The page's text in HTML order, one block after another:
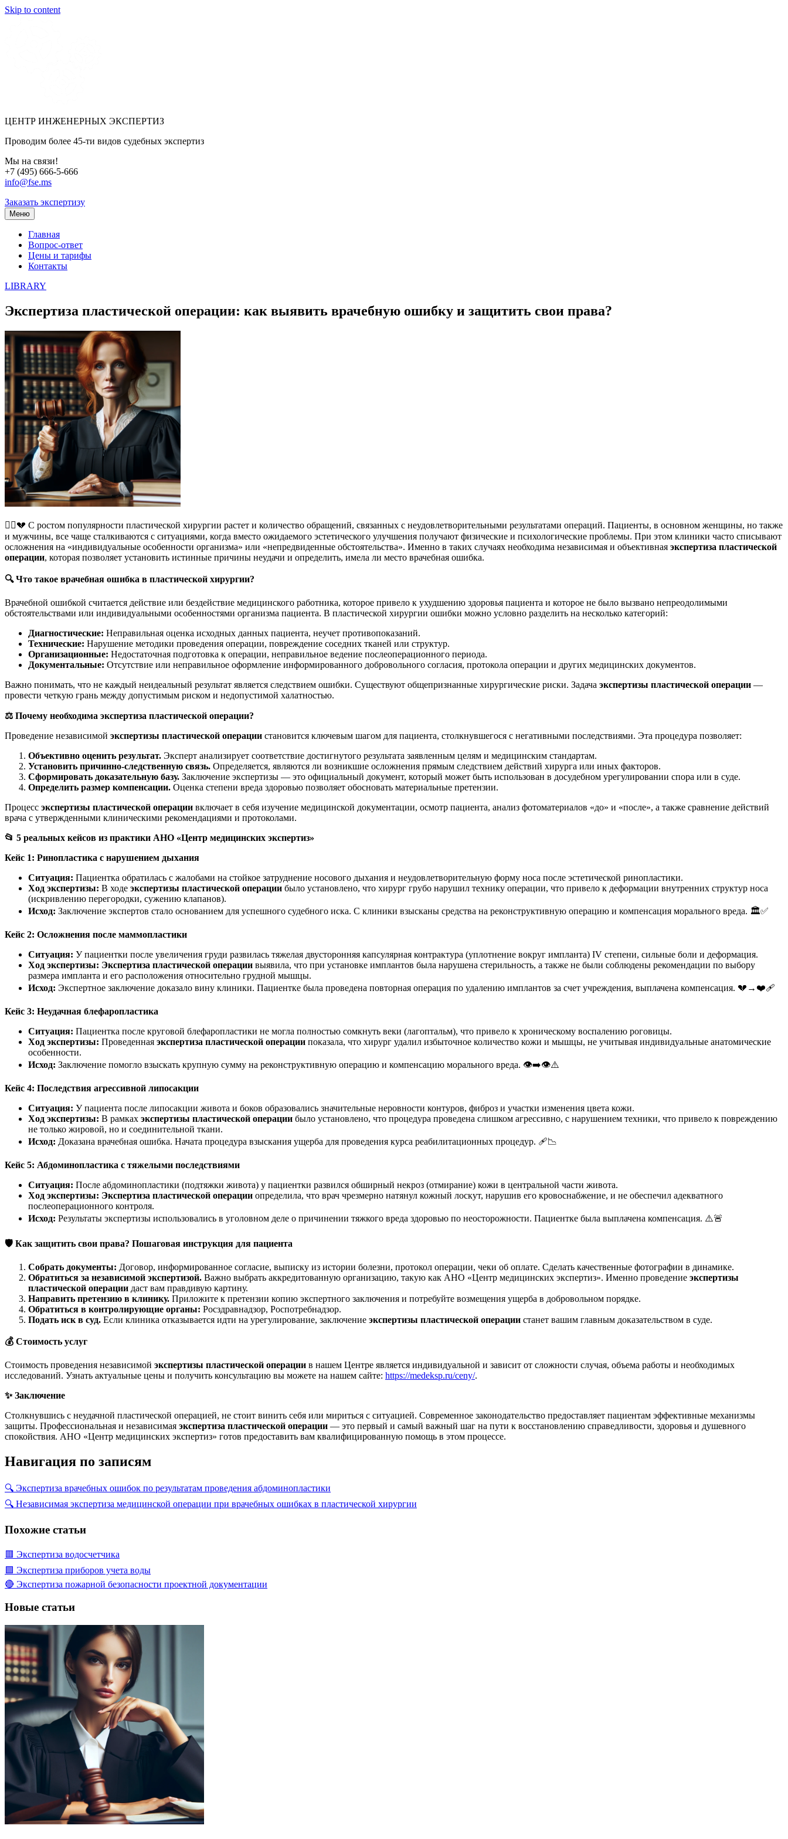
Skip to content
ЦЕНТР ИНЖЕНЕРНЫХ ЭКСПЕРТИЗ
Проводим более 45-ти видов судебных экспертиз
Мы на связи!
+7 (495) 666-5-666
info@fse.ms
Заказать экспертизу
Меню
Главная
Вопрос-ответ
Цены и тарифы
Контакты
LIBRARY
Экспертиза пластической операции: как выявить врачебную ошибку и защитить свои права?
👨‍⚕️💔 С ростом популярности пластической хирургии растет и количество обращений, связанных с неудовлетворительными результатами операций. Пациенты, в основном женщины, но также
и мужчины, все чаще сталкиваются с ситуациями, когда вместо ожидаемого эстетического улучшения получают физические и психологические проблемы. При этом клиники часто списывают
осложнения на «индивидуальные особенности организма» или «непредвиденные обстоятельства». Именно в таких случаях необходима независимая и объективная экспертиза пластической
операции, которая позволяет установить истинные причины неудачи и определить, имела ли место врачебная ошибка.
🔍Что такое врачебная ошибка в пластической хирургии?
Врачебной ошибкой считается действие или бездействие медицинского работника, которое привело к ухудшению здоровья пациента и которое не было вызвано непреодолимыми
обстоятельствами или индивидуальными особенностями организма пациента. В пластической хирургии ошибки можно условно разделить на несколько категорий:
Диагностические: Неправильная оценка исходных данных пациента, неучет противопоказаний.
Технические: Нарушение методики проведения операции, повреждение соседних тканей или структур.
Организационные: Недостаточная подготовка к операции, неправильное ведение послеоперационного периода.
Документальные: Отсутствие или неправильное оформление информированного добровольного согласия, протокола операции и других медицинских документов.
Важно понимать, что не каждый неидеальный результат является следствием ошибки. Существуют общепризнанные хирургические риски. Задача экспертизы пластической операции —
провести четкую грань между допустимым риском и недопустимой халатностью.
⚖️ Почему необходима экспертиза пластической операции?
Проведение независимой экспертизы пластической операции становится ключевым шагом для пациента, столкнувшегося с негативными последствиями. Эта процедура позволяет:
Объективно оценить результат. Эксперт анализирует соответствие достигнутого результата заявленным целям и медицинским стандартам.
Установить причинно-следственную связь. Определяется, являются ли возникшие осложнения прямым следствием действий хирурга или иных факторов.
Сформировать доказательную базу. Заключение экспертизы — это официальный документ, который может быть использован в досудебном урегулировании спора или в суде.
Определить размер компенсации. Оценка степени вреда здоровью позволяет обосновать материальные претензии.
Процесс экспертизы пластической операции включает в себя изучение медицинской документации, осмотр пациента, анализ фотоматериалов «до» и «после», а также сравнение действий
врача с утвержденными клиническими рекомендациями и протоколами.
📂 5 реальных кейсов из практики АНО «Центр медицинских экспертиз»
Кейс 1: Ринопластика с нарушением дыхания
Ситуация: Пациентка обратилась с жалобами на стойкое затруднение носового дыхания и неудовлетворительную форму носа после эстетической ринопластики.
Ход экспертизы: В ходе экспертизы пластической операции было установлено, что хирург грубо нарушил технику операции, что привело к деформации внутренних структур носа
(искривлению перегородки, сужению клапанов).
Исход: Заключение экспертов стало основанием для успешного судебного иска. С клиники взысканы средства на реконструктивную операцию и компенсация морального вреда. 🏛️✅
Кейс 2: Осложнения после маммопластики
Ситуация: У пациентки после увеличения груди развилась тяжелая двусторонняя капсулярная контрактура (уплотнение вокруг импланта) IV степени, сильные боли и деформация.
Ход экспертизы: Экспертиза пластической операции выявила, что при установке имплантов была нарушена стерильность, а также не были соблюдены рекомендации по выбору
размера импланта и его расположения относительно грудной мышцы.
Исход: Экспертное заключение доказало вину клиники. Пациентке была проведена повторная операция по удалению имплантов за счет учреждения, выплачена компенсация. 💔→❤️🩹
Кейс 3: Неудачная блефаропластика
Ситуация: Пациентка после круговой блефаропластики не могла полностью сомкнуть веки (лагоптальм), что привело к хроническому воспалению роговицы.
Ход экспертизы: Проведенная экспертиза пластической операции показала, что хирург удалил избыточное количество кожи и мышцы, не учитывая индивидуальные анатомические
особенности.
Исход: Заключение помогло взыскать крупную сумму на реконструктивную операцию и компенсацию морального вреда. 👁️➡️👁️⚠️
Кейс 4: Последствия агрессивной липосакции
Ситуация: У пациента после липосакции живота и боков образовались значительные неровности контуров, фиброз и участки изменения цвета кожи.
Ход экспертизы: В рамках экспертизы пластической операции было установлено, что процедура проведена слишком агрессивно, с нарушением техники, что привело к повреждению
не только жировой, но и соединительной ткани.
Исход: Доказана врачебная ошибка. Начата процедура взыскания ущерба для проведения курса реабилитационных процедур. 🩹📉
Кейс 5: Абдоминопластика с тяжелыми последствиями
Ситуация: После абдоминопластики (подтяжки живота) у пациентки развился обширный некроз (отмирание) кожи в центральной части живота.
Ход экспертизы: Экспертиза пластической операции определила, что врач чрезмерно натянул кожный лоскут, нарушив его кровоснабжение, и не обеспечил адекватного
послеоперационного контроля.
Исход: Результаты экспертизы использовались в уголовном деле о причинении тяжкого вреда здоровью по неосторожности. Пациентке была выплачена компенсация. ⚠️🚨
🛡 ️ Как защитить свои права? Пошаговая инструкция для пациента
Собрать документы: Договор, информированное согласие, выписку из истории болезни, протокол операции, чеки об оплате. Сделать качественные фотографии в динамике.
Обратиться за независимой экспертизой. Важно выбрать аккредитованную организацию, такую как АНО «Центр медицинских экспертиз». Именно проведение экспертизы
пластической операции даст вам правдивую картину.
Направить претензию в клинику. Приложите к претензии копию экспертного заключения и потребуйте возмещения ущерба в добровольном порядке.
Обратиться в контролирующие органы: Росздравнадзор, Роспотребнадзор.
Подать иск в суд. Если клиника отказывается идти на урегулирование, заключение экспертизы пластической операции станет вашим главным доказательством в суде.
💰 Стоимость услуг
Стоимость проведения независимой экспертизы пластической операции в нашем Центре является индивидуальной и зависит от сложности случая, объема работы и необходимых
исследований. Узнать актуальные цены и получить консультацию вы можете на нашем сайте: https://medeksp.ru/ceny/.
✨Заключение
Столкнувшись с неудачной пластической операцией, не стоит винить себя или мириться с ситуацией. Современное законодательство предоставляет пациентам эффективные механизмы
защиты. Профессиональная и независимая экспертиза пластической операции — это первый и самый важный шаг на пути к восстановлению справедливости, здоровья и душевного
спокойствия. АНО «Центр медицинских экспертиз» готов предоставить вам квалифицированную помощь в этом процессе.
Навигация по записям
🔍 Экспертиза врачебных ошибок по результатам проведения абдоминопластики
🔍 Независимая экспертиза медицинской операции при врачебных ошибках в пластической хирургии
Похожие статьи
🟥 Экспертиза водосчетчика
🟩 Экспертиза приборов учета воды
🔴 Экспертиза пожарной безопасности проектной документации
Новые статьи